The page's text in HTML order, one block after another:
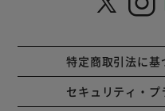
特定商取引法に基
セキュリティ・